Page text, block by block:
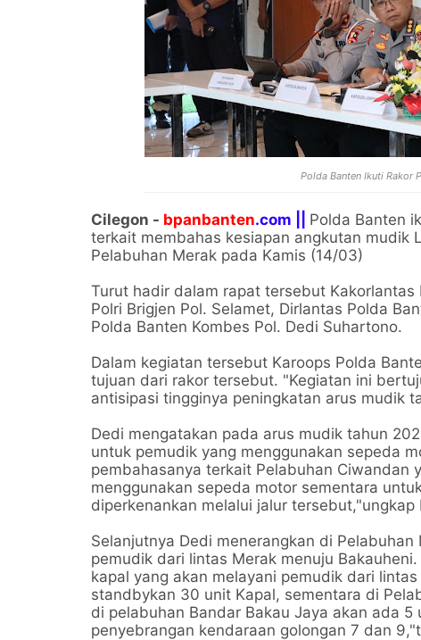
Polda Banten Ikuti Rakor
Cilegon - bpanbanten.com || Polda Banten
terkait membahas kesiapan angkutan mudik
Pelabuhan Merak pada Kamis (14/03)
Turut hadir dalam rapat tersebut Kakorlantas
Polri Brigjen Pol. Selamet, Dirlantas Polda
Polda Banten Kombes Pol. Dedi Suhartono.
Dalam kegiatan tersebut Karoops Polda
tujuan dari rakor tersebut. "Kegiatan ini
antisipasi tingginya peningkatan arus mudik
Dedi mengatakan pada arus mudik tahun
untuk pemudik yang menggunakan sepeda
pembahasanya terkait Pelabuhan Ciwandan
menggunakan sepeda motor sementara
diperkenankan melalui jalur tersebut,"ungkap
Selanjutnya Dedi menerangkan di
pemudik dari lintas Merak menuju
kapal yang akan melayani pemudik dari
standbykan 30 unit Kapal, sementara di
di pelabuhan Bandar Bakau Jaya akan ada
penyebrangan kendaraan golongan 7 dan